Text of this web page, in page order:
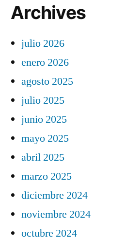
Archives
julio 2026
enero 2026
agosto 2025
julio 2025
junio 2025
mayo 2025
abril 2025
marzo 2025
diciembre 2024
noviembre 2024
octubre 2024